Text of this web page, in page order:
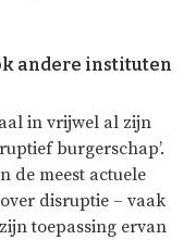
andere instituten
in vrijwel al zijn
burgerschap’.
de meest actuele
disruptie – vaak
toepassing ervan